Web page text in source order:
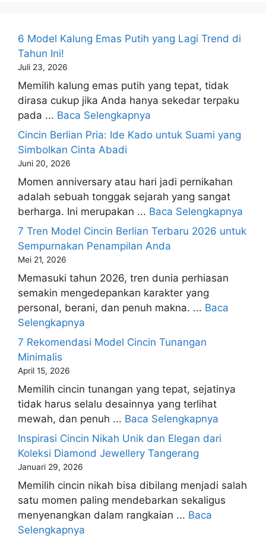
6 Model Kalung Emas Putih yang Lagi Trend di
Tahun Ini!
Juli 23, 2026
Memilih kalung emas putih yang tepat, tidak
dirasa cukup jika Anda hanya sekedar terpaku
pada ... Baca Selengkapnya
Cincin Berlian Pria: Ide Kado untuk Suami yang
Simbolkan Cinta Abadi
Juni 20, 2026
Momen anniversary atau hari jadi pernikahan
adalah sebuah tonggak sejarah yang sangat
berharga. Ini merupakan ... Baca Selengkapnya
7 Tren Model Cincin Berlian Terbaru 2026 untuk
Sempurnakan Penampilan Anda
Mei 21, 2026
Memasuki tahun 2026, tren dunia perhiasan
semakin mengedepankan karakter yang
personal, berani, dan penuh makna. ... Baca
Selengkapnya
7 Rekomendasi Model Cincin Tunangan
Minimalis
April 15, 2026
Memilih cincin tunangan yang tepat, sejatinya
tidak harus selalu desainnya yang terlihat
mewah, dan penuh ... Baca Selengkapnya
Inspirasi Cincin Nikah Unik dan Elegan dari
Koleksi Diamond Jewellery Tangerang
Januari 29, 2026
Memilih cincin nikah bisa dibilang menjadi salah
satu momen paling mendebarkan sekaligus
menyenangkan dalam rangkaian ... Baca
Selengkapnya